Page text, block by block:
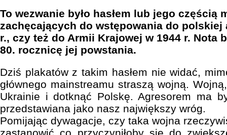
To wezwanie było hasłem lub jego częścią
zachęcających do wstępowania do polskiej
r., czy też do Armii Krajowej w 1944 r. Nota
80. rocznicę jej powstania.
Dziś plakatów z takim hasłem nie widać,
głównego mainstreamu straszą wojną.
Ukrainie i dotknąć Polskę. Agresorem ma
przedstawiana jako nasz największy wróg.
Pomijając dywagacje, czy taka wojna